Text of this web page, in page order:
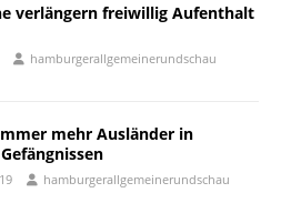
verlängern freiwillig Aufenthalt
hamburgerallgemeinerundschau
mehr Ausländer in
hamburgerallgemeinerundschau